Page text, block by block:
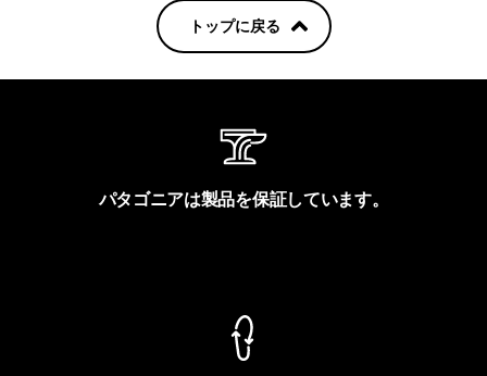
トップに戻る
パタゴニアは製品を保証しています。